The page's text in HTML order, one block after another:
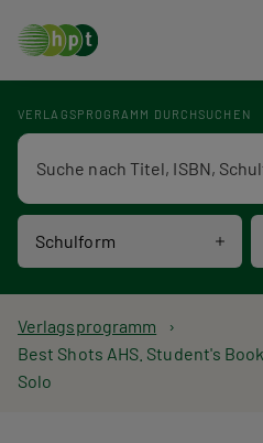
VERLAGSPROGRAMM DURCHSUCHEN
Schulform
Verlagsprogramm Volltextsuche
P
f
Verlagsprogramm
Best Shots AHS. Student's
Solo